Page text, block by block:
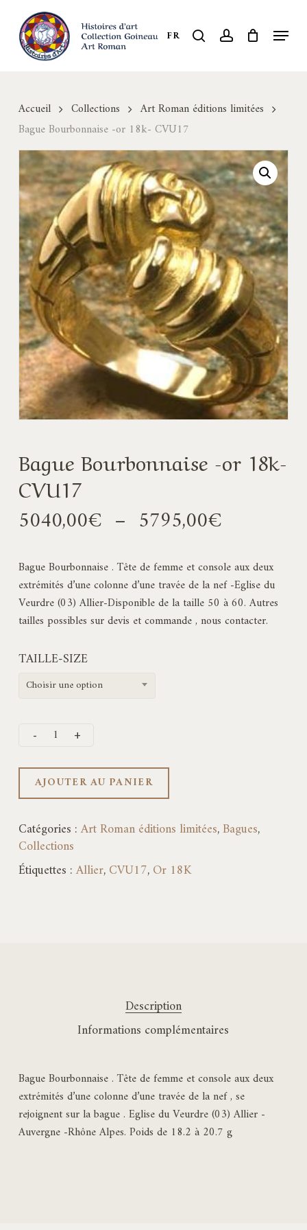
main
content
FR search account Menu
Accueil Collections
Art Roman éditions limitées
Bague Bourbonnaise -or 18k- CVU17
Bague Bourbonnaise -or 18k-
CVU17
5040,00€ – 5795,00€Plage
prix :
5040,00€
à
5795,00€
Bague Bourbonnaise . Tête de femme et console aux deux
extrémités d’une colonne d’une travée de la nef -Eglise du
Veurdre (03) Allier-Disponible de la taille 50 à 60. Autres
tailles possibles sur devis et commande , nous contacter.
TAILLE-SIZE
Choisir une option
AJOUTER AU PANIER
Catégories :Art Roman éditions limitées,Bagues,
Collections
Étiquettes :Allier,CVU17,Or 18K
Description
Informations complémentaires
Bague Bourbonnaise . Tête de femme et console aux deux
extrémités d’une colonne d’une travée de la nef , se
rejoignent sur la bague . Eglise du Veurdre (03) Allier -
Auvergne -Rhône Alpes. Poids de 18.2 à 20.7 g
Close